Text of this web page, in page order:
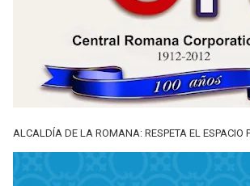
ALCALDÍA DE LA ROMANA: RESPETA EL ESPACIO